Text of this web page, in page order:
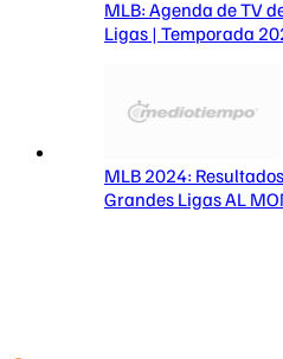
MLB: Agenda de TV
Ligas | Temporada
MLB 2024:
Grandes Ligas AL